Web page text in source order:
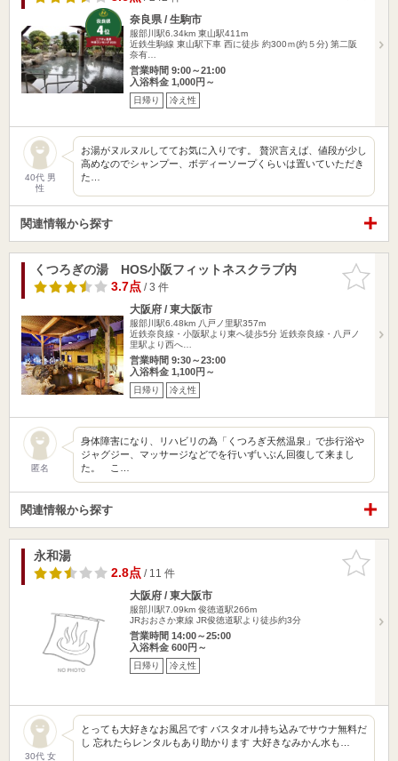
奈良県 / 生駒市
服部川駅6.34km 東山駅411m
近鉄生駒線 東山駅下車 西に徒歩 約300ｍ(約５分) 第二阪
奈有…
営業時間 9:00～21:00
入浴料金 1,000円～
日帰り 冷え性
40代 男
性
お湯がヌルヌルしててお気に入りです。 贅沢言えば、値段が少し
高めなのでシャンプー、ボディーソープくらいは置いていただき
た…
関連情報から探す
お気に入
りに追加
くつろぎの湯 HOS小阪フィットネスクラブ内
3.7点/ 3 件
大阪府 / 東大阪市
服部川駅6.48km 八戸ノ里駅357m
近鉄奈良線・小阪駅より東へ徒歩5分 近鉄奈良線・八戸ノ
里駅より西へ…
営業時間 9:30～23:00
入浴料金 1,100円～
日帰り 冷え性
匿名
身体障害になり、リハビリの為「くつろぎ天然温泉」で歩行浴や
ジャグジー、マッサージなどでを行いずいぶん回復して来まし
た。 こ…
関連情報から探す
お気に入
りに追加
永和湯
2.8点/ 11 件
大阪府 / 東大阪市
服部川駅7.09km 俊徳道駅266m
JRおおさか東線 JR俊徳道駅より徒歩約3分
営業時間 14:00～25:00
入浴料金 600円～
日帰り 冷え性
30代 女
とっても大好きなお風呂です バスタオル持ち込みでサウナ無料だ
し 忘れたらレンタルもあり助かります 大好きなみかん水も…